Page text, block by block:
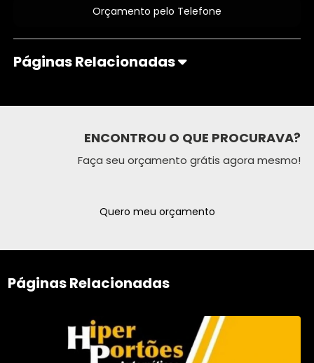
Orçamento pelo Telefone
Páginas Relacionadas
ENCONTROU O QUE PROCURAVA?
Faça seu orçamento grátis agora mesmo!
Quero meu orçamento
Páginas Relacionadas